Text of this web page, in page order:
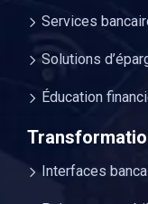
Services
Solutions
Éducation
Interfaces